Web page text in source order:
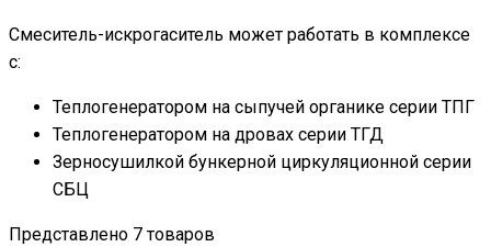
Смеситель-искрогаситель может работать в комплексе
с:
Теплогенератором на сыпучей органике серии ТПГ
Теплогенератором на дровах серии ТГД
Зерносушилкой бункерной циркуляционной серии
СБЦ
Представлено 7 товаров